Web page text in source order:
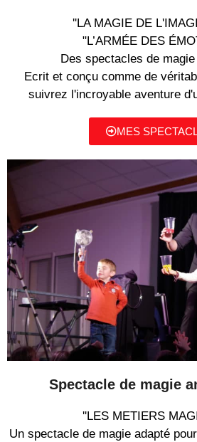
''LA MAGIE DE
"L’ARMÉE DES
Des spectacles de
Ecrit et conçu comme de
suivrez l'incroyable aventure
MES
Spectacle de magie
''LES METIERS
Un spectacle de magie adapté